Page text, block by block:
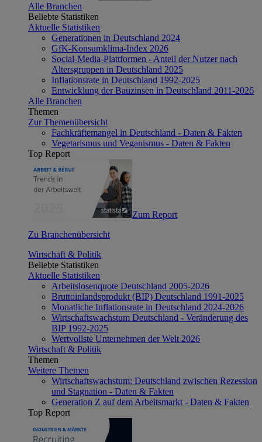
Alle Branchen
Beliebte Statistiken
Aktuelle Statistiken
Generationen in Deutschland 2024
GfK-Konsumklima-Index 2026
Social-Media-Plattformen - Anteil der Nutzer nach
Altersgruppen in Deutschland 2025
Inflationsrate in Deutschland 1992-2025
Entwicklung der Bauzinsen in Deutschland 2011-2026
Alle Branchen
Themen
Zur Themenübersicht
Fachkräftemangel in Deutschland - Daten & Fakten
Vegetarismus und Veganismus - Daten & Fakten
Top Report
Zum Report
Zu Branchenübersicht
Wirtschaft & Politik
Beliebte Statistiken
Aktuelle Statistiken
Arbeitslosenquote Deutschland 2005-2026
Bruttoinlandsprodukt (BIP) Deutschland 1991-2025
Monatliche Inflationsrate in Deutschland 2024-2026
Wirtschaftswachstum Deutschland - Veränderung des
BIP 1992-2025
Wertvollste Unternehmen der Welt 2026
Wirtschaft & Politik
Themen
Weitere Themen
Wirtschaftswachstum: Deutschland zwischen Rezession
und Stagnation - Daten & Fakten
Generation Z auf dem Arbeitsmarkt - Daten & Fakten
Top Report